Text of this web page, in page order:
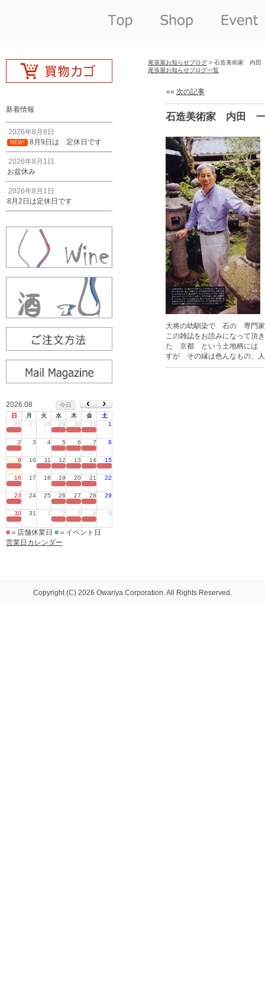
新着情報
2026年8月8日
NEW! 8月9日は 定休日です
2026年8月1日
お盆休み
2026年8月1日
8月2日は定休日です
2026.08
今日
日
月 火 水 木 金
土
26
27 28 29 30 31 1
2 3 4 5 6 7 8
9 10 11 12 13 14 15
16 17 18 19 20 21 22
23 24 25 26 27 28 29
30 31 1 2 3 4 5
■ ＝店舗休業日 ■ ＝イベント日
営業日カレンダー
尾張屋お知らせブログ > 石造美術家 内田
尾張屋お知らせブログ一覧
«« 次の記事
石造美術家 内田
大将の幼馴染で 石の 専門
この雑誌をお読みになって
た 京都 という土地柄には
すが その縁は色んなもの、
Copyright (C) 2026 Owariya Corporation. All Rights Reserved.